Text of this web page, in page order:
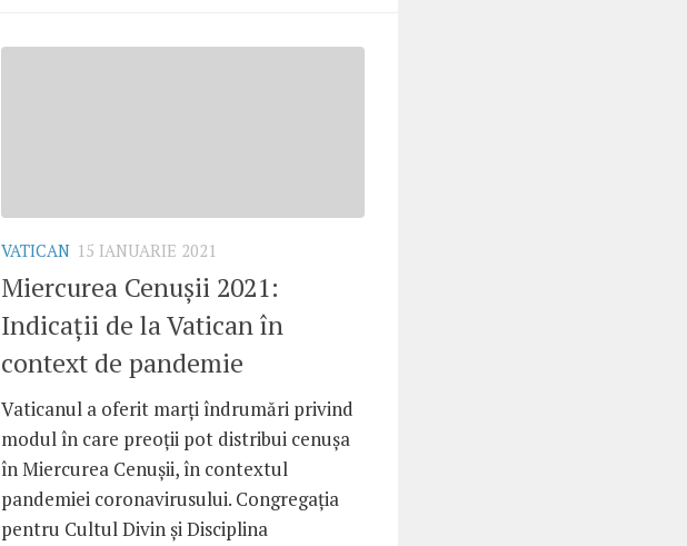
VATICAN 15 IANUARIE 2021
Miercurea Cenușii 2021:
Indicații de la Vatican în
context de pandemie
Vaticanul a oferit marți îndrumări privind
modul în care preoții pot distribui cenușa
în Miercurea Cenușii, în contextul
pandemiei coronavirusului. Congregația
pentru Cultul Divin și Disciplina